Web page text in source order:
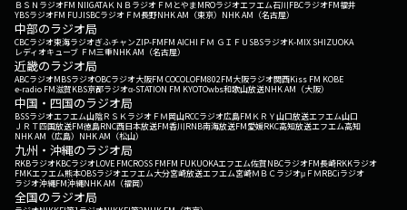
ＢＳＮラジオFM NIIGATAＫＮＢラジオ ＦＭとやまMROラジオエフエム石川FBCラジオFM福井
YBSラジオFM FUJISBCラジオ ＦＭ長野NHK AM（東京） NHK AM（名古屋）
中部のラジオ局
CBCラジオ東海ラジオぎふチャンZIP-FMFM AICHI ＦＭ ＧＩＦＵ SBSラジオK-MIX SHIZUOKA
レディオキューブ ＦＭ三重NHK AM（名古屋）
近畿のラジオ局
ABCラジオMBSラジオOBCラジオ大阪FM COCOLOFM802FM大阪ラジオ関西Kiss FM KOBE
e-radio FM滋賀KBS京都ラジオα-STATION FM KYOTOwbs和歌山放送NHK AM（大阪）
中国・四国のラジオ局
BSSラジオエフエム山陰ＲＳＫラジオ ＦＭ岡山RCCラジオ広島FM ＫＲＹ山口放送エフエム山口
ＪＲＴ四国放送FM徳島RNC西日本放送FM香川RNB南海放送FM愛媛RKC高知放送エフエム高知
NHK AM（広島） NHK AM（松山）
九州・沖縄のラジオ局
RKBラジオKBCラジオLOVE FMCROSS FMFM FUKUOKAエフエム佐賀NBCラジオFM長崎RKKラジオ
FMKエフエム熊本OBSラジオエフエム大分宮崎放送エフエム宮崎ＭＢＣラジオμＦＭRBCiラジオ
ラジオ沖縄FM沖縄NHK AM（福岡）
全国のラジオ局